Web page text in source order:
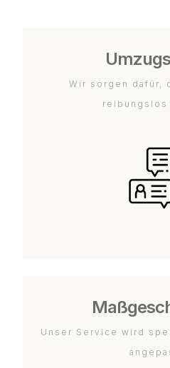
Wir sorgen dafür,
reibungslos
Unser Service wird